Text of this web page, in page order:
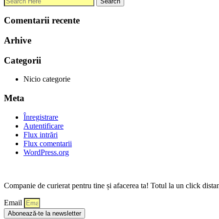
Comentarii recente
Arhive
Categorii
Nicio categorie
Meta
Înregistrare
Autentificare
Flux intrări
Flux comentarii
WordPress.org
Companie de curierat pentru tine și afacerea ta! Totul la un click
Email
Abonează-te la newsletter